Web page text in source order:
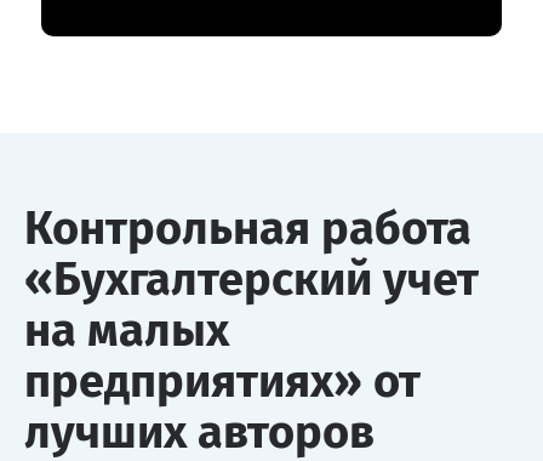
Контрольная работа
«Бухгалтерский учет
на малых
предприятиях» от
лучших авторов